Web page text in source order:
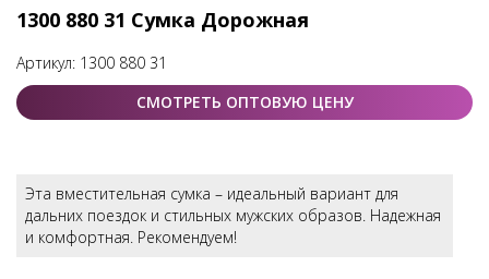
1300 880 31 Сумка Дорожная
Артикул: 1300 880 31
СМОТРЕТЬ ОПТОВУЮ ЦЕНУ
Эта вместительная сумка – идеальный вариант для
дальних поездок и стильных мужских образов. Надежная
и комфортная. Рекомендуем!